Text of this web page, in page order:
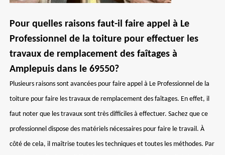
Pour quelles raisons faut-il faire appel à Le
Professionnel de la toiture pour effectuer les
travaux de remplacement des faîtages à
Amplepuis dans le 69550?
Plusieurs raisons sont avancées pour faire appel à Le Professionnel de la
toiture pour faire les travaux de remplacement des faîtages. En effet, il
faut noter que les travaux sont très difficiles à effectuer. Sachez que ce
professionnel dispose des matériels nécessaires pour faire le travail. À
côté de cela, il maîtrise toutes les techniques et toutes les méthodes. Par